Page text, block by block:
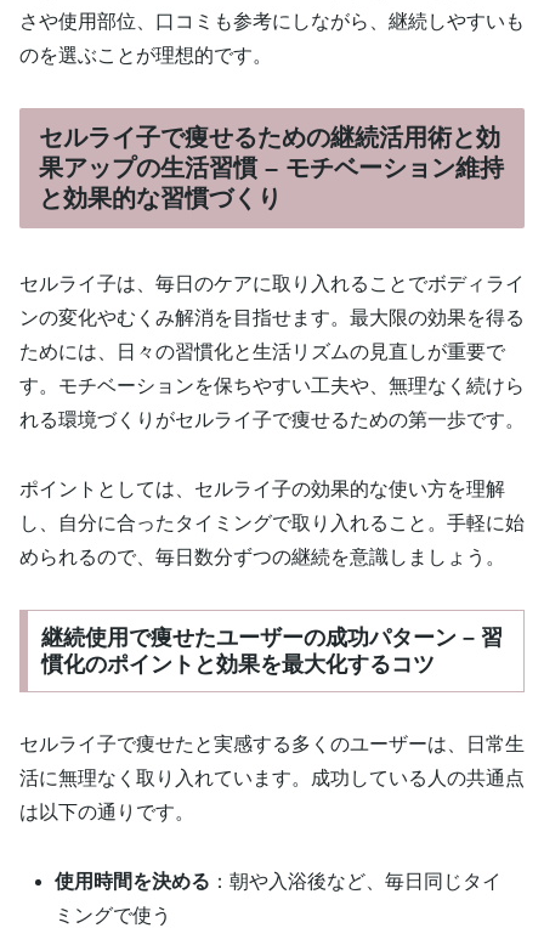
さや使用部位、口コミも参考にしながら、継続しやすいも
のを選ぶことが理想的です。
セルライ子で痩せるための継続活用術と効
果アップの生活習慣 – モチベーション維持
と効果的な習慣づくり
セルライ子は、毎日のケアに取り入れることでボディライ
ンの変化やむくみ解消を目指せます。最大限の効果を得る
ためには、日々の習慣化と生活リズムの見直しが重要で
す。モチベーションを保ちやすい工夫や、無理なく続けら
れる環境づくりがセルライ子で痩せるための第一歩です。
ポイントとしては、セルライ子の効果的な使い方を理解
し、自分に合ったタイミングで取り入れること。手軽に始
められるので、毎日数分ずつの継続を意識しましょう。
継続使用で痩せたユーザーの成功パターン – 習
慣化のポイントと効果を最大化するコツ
セルライ子で痩せたと実感する多くのユーザーは、日常生
活に無理なく取り入れています。成功している人の共通点
は以下の通りです。
使用時間を決める ：朝や入浴後など、毎日同じタイ
ミングで使う